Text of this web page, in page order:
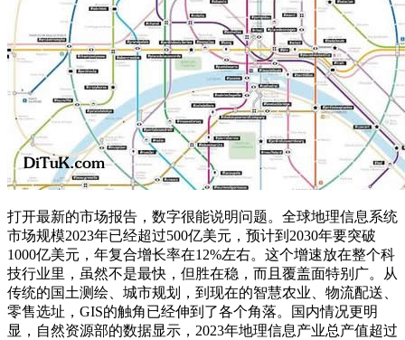
打开最新的市场报告，数字很能说明问题。全球地理信息系统
市场规模2023年已经超过500亿美元，预计到2030年要突破
1000亿美元，年复合增长率在12%左右。这个增速放在整个科
技行业里，虽然不是最快，但胜在稳，而且覆盖面特别广。从
传统的国土测绘、城市规划，到现在的智慧农业、物流配送、
零售选址，GIS的触角已经伸到了各个角落。国内情况更明
显，自然资源部的数据显示，2023年地理信息产业总产值超过